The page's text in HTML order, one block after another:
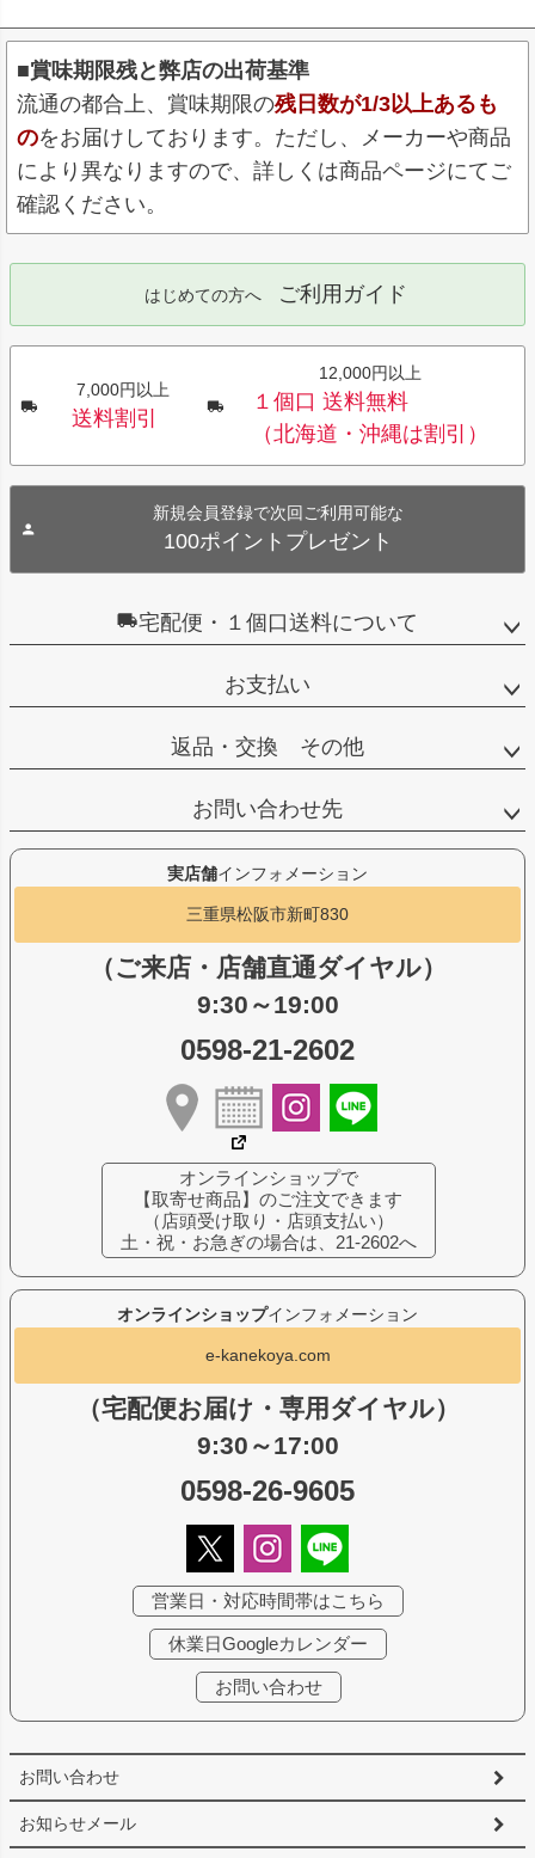
■賞味期限残と弊店の出荷基準
流通の都合上、賞味期限の残日数が1/3以上あるも
のをお届けしております。ただし、メーカーや商品
により異なりますので、詳しくは商品ページにてご
確認ください。
はじめての方へ ご利用ガイド
7,000円以上
送料割引
12,000円以上
１個口 送料無料
（北海道・沖縄は割引）
新規会員登録で次回ご利用可能な
100ポイントプレゼント
宅配便・１個口送料について
お支払い
返品・交換 その他
お問い合わせ先
お問い合わせ
お知らせメール
オンラインショップインフォメーション
e-kanekoya.com
（宅配便お届け・専用ダイヤル）
9:30～17:00
0598-26-9605
営業日・対応時間帯はこちら
休業日Googleカレンダー
お問い合わせ
実店舗インフォメーション
三重県松阪市新町830
（ご来店・店舗直通ダイヤル）
9:30～19:00
0598-21-2602
オンラインショップで
【取寄せ商品】のご注文できます
（店頭受け取り・店頭支払い）
土・祝・お急ぎの場合は、21-2602へ